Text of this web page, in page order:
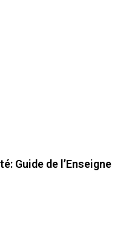
Guide de l’Enseigne